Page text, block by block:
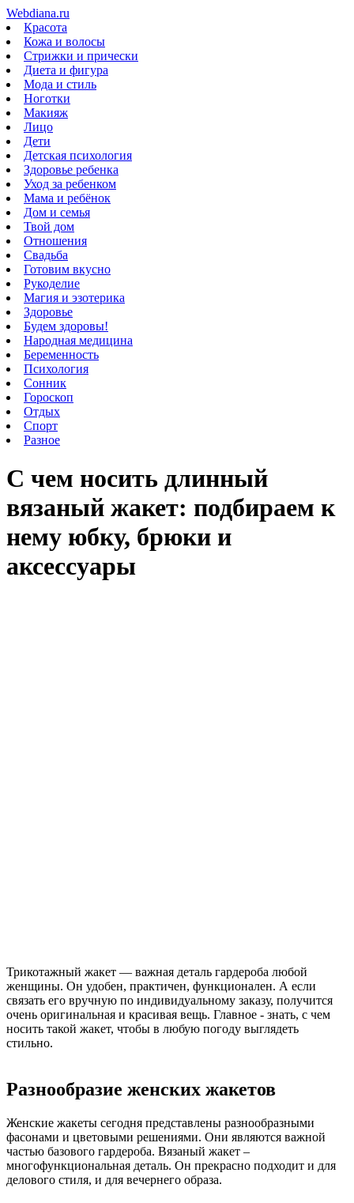
Webdiana.ru
Красота
Кожа и волосы
Стрижки и прически
Диета и фигура
Мода и стиль
Ноготки
Макияж
Лицо
Дети
Детская психология
Здоровье ребенка
Уход за ребенком
Мама и ребёнок
Дом и семья
Твой дом
Отношения
Свадьба
Готовим вкусно
Рукоделие
Магия и эзотерика
Здоровье
Будем здоровы!
Народная медицина
Беременность
Психология
Сонник
Гороскоп
Отдых
Спорт
Разное
С чем носить длинный
вязаный жакет: подбираем к
нему юбку, брюки и
аксессуары
Трикотажный жакет — важная деталь гардероба любой
женщины. Он удобен, практичен, функционален. А если
связать его вручную по индивидуальному заказу, получится
очень оригинальная и красивая вещь. Главное - знать, с чем
носить такой жакет, чтобы в любую погоду выглядеть
стильно.
Разнообразие женских жакетов
Женские жакеты сегодня представлены разнообразными
фасонами и цветовыми решениями. Они являются важной
частью базового гардероба. Вязаный жакет –
многофункциональная деталь. Он прекрасно подходит и для
делового стиля, и для вечернего образа.